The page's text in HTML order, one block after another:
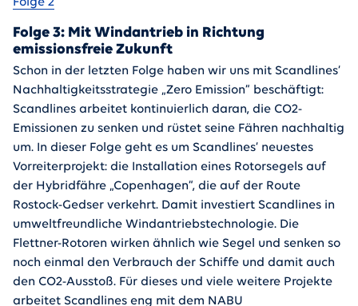
Folge 3: Mit Windantrieb in Richtung
emissionsfreie Zukunft
Schon in der letzten Folge haben wir uns mit Scandlines‘
Nachhaltigkeitsstrategie „Zero Emission“ beschäftigt:
Scandlines arbeitet kontinuierlich daran, die CO2-
Emissionen zu senken und rüstet seine Fähren nachhaltig
um. In dieser Folge geht es um Scandlines‘ neuestes
Vorreiterprojekt: die Installation eines Rotorsegels auf
der Hybridfähre „Copenhagen“, die auf der Route
Rostock-Gedser verkehrt. Damit investiert Scandlines in
umweltfreundliche Windantriebstechnologie. Die
Flettner-Rotoren wirken ähnlich wie Segel und senken so
noch einmal den Verbrauch der Schiffe und damit auch
den CO2-Ausstoß. Für dieses und viele weitere Projekte
arbeitet Scandlines eng mit dem NABU